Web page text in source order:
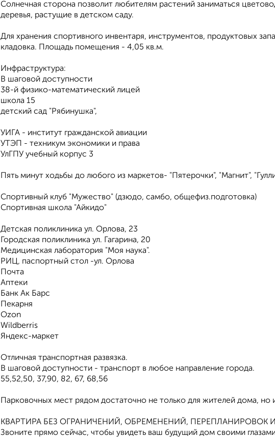
Солнечная сторона позволит любителям растений заниматься
деревья, растущие в детском саду.
Для хранения спортивного инвентаря, инструментов, продуктовых
кладовка. Площадь помещения - 4,05 кв.м.
Инфраструктура:
В шаговой доступности
38-й физико-математический лицей
школа 15
детский сад "Рябинушка",
УИГА - институт гражданской авиации
УТЭП - техникум экономики и права
УлГПУ учебный корпус 3
Пять минут ходьбы до любого из маркетов- "Пятерочки", "Магнит",
Спортивный клуб "Мужество" (дзюдо, самбо, общефиз.подготовка)
Спортивная школа "Айкидо"
Детская поликлиника ул. Орлова, 23
Городская поликлиника ул. Гагарина, 20
Медицинская лаборатория "Моя наука".
РИЦ, паспортный стол -ул. Орлова
Почта
Аптеки
Банк Ак Барс
Пекарня
Оzon
Wildberris
Яндекс-маркет
Отличная транспортная развязка.
В шаговой доступности - транспорт в любое направление города.
55,52,50, 37,90, 82, 67, 68,56
Парковочных мест рядом достаточно не только для жителей дома, но
КВАРТИРА БЕЗ ОГРАНИЧЕНИЙ, ОБРЕМЕНЕНИЙ, ПЕРЕПЛАНИРОВОК
Звоните прямо сейчас, чтобы увидеть ваш будущий дом своими